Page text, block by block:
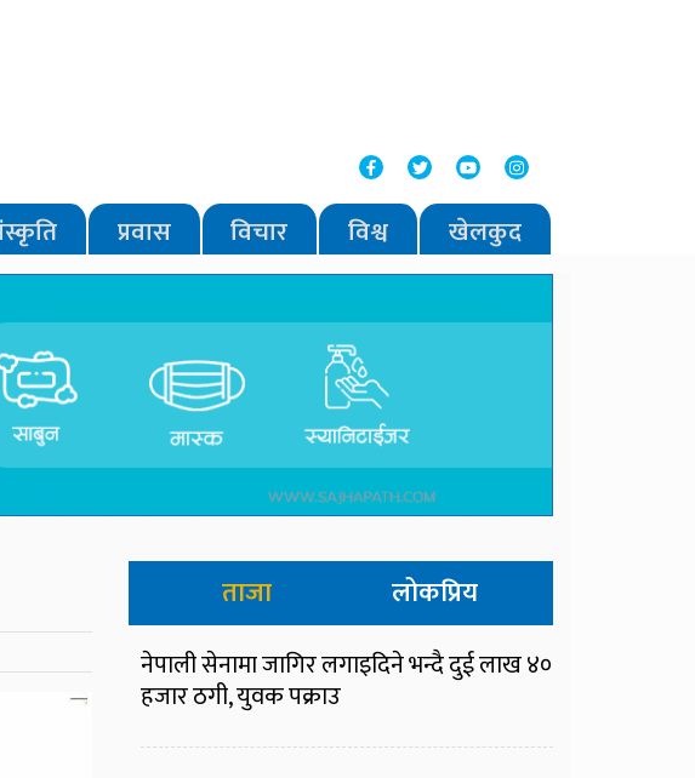
प्रवास विचार विश्व खेलकुद
ताजा लोकप्रिय
नेपाली सेनामा जागिर लगाइदिने भन्दै दुई लाख ४०
हजार ठगी, युवक पक्राउ